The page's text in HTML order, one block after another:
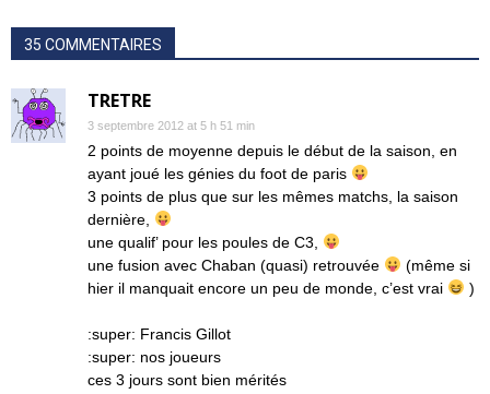
35 COMMENTAIRES
TRETRE
3 septembre 2012 at 5 h 51 min
2 points de moyenne depuis le début de la saison, en
ayant joué les génies du foot de paris
3 points de plus que sur les mêmes matchs, la saison
dernière,
une qualif’ pour les poules de C3,
une fusion avec Chaban (quasi) retrouvée
(même si
hier il manquait encore un peu de monde, c’est vrai
)
:super: Francis Gillot
:super: nos joueurs
ces 3 jours sont bien mérités